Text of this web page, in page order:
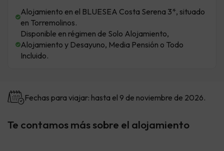
Alojamiento en el BLUESEA Costa Serena 3*, situado
en Torremolinos.
Disponible en régimen de Solo Alojamiento,
Alojamiento y Desayuno, Media Pensión o Todo
Incluido.
Fechas para viajar: hasta el 9 de noviembre de 2026.
Te contamos más sobre el alojamiento